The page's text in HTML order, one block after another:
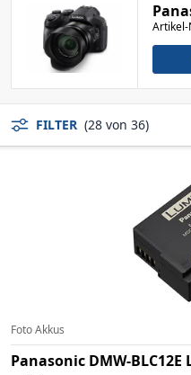
Artikel-
FILTER (28 von 36)
Foto Akkus
Panasonic DMW-